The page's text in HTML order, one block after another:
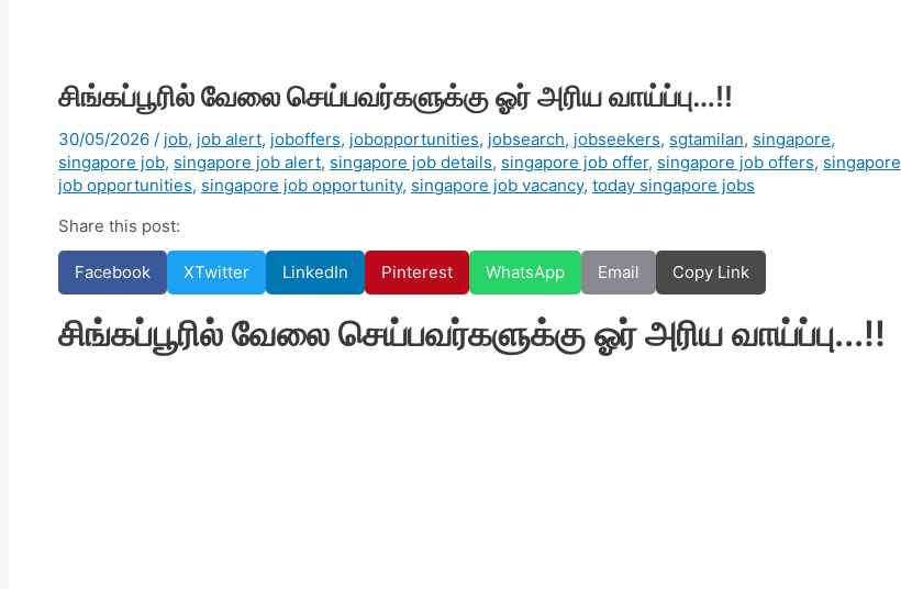
சிங்கப்பூரில் வேலை செய்பவர்களுக்கு ஓர் அரிய வாய்ப்பு…!!
30/05/2026 / job, job alert, joboffers, jobopportunities, jobsearch, jobseekers, sgtamilan, singapore,
singapore job, singapore job alert, singapore job details, singapore job offer, singapore job offers, singapore
job opportunities, singapore job opportunity, singapore job vacancy, today singapore jobs
Share this post:
Facebook XTwitter LinkedIn Pinterest WhatsApp Email Copy Link
சிங்கப்பூரில் வேலை செய்பவர்களுக்கு ஓர் அரிய வாய்ப்பு...!!